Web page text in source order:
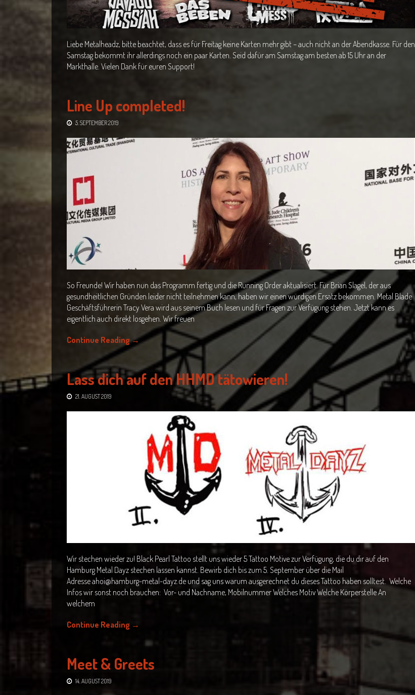
Liebe Metalheadz, bitte beachtet, dass es für Freitag keine Karten mehr gibt – auch nicht an der Abendkasse. Für den
Samstag bekommt ihr allerdings noch ein paar Karten. Seid dafür am Samstag am besten ab 15 Uhr an der
Markthalle. Vielen Dank für euren Support!
Line Up completed!
5. SEPTEMBER 2019
So Freunde! Wir haben nun das Programm fertig und die Running Order aktualisiert. Für Brian Slagel, der aus
gesundheitlichen Gründen leider nicht teilnehmen kann, haben wir einen würdigen Ersatz bekommen. Metal Blade
Geschäftsführerin Tracy Vera wird aus seinem Buch lesen und für Fragen zur Verfügung stehen. Jetzt kann es
eigentlich auch direkt losgehen. Wir freuen
Continue Reading→
Lass dich auf den HHMD tätowieren!
21. AUGUST 2019
Wir stechen wieder zu! Black Pearl Tattoo stellt uns wieder 5 Tattoo Motive zur Verfügung, die du dir auf den
Hamburg Metal Dayz stechen lassen kannst. Bewirb dich bis zum 5. September über die Mail
Adresse ahoi@hamburg-metal-dayz.de und sag uns warum ausgerechnet du dieses Tattoo haben solltest. Welche
Infos wir sonst noch brauchen: Vor- und Nachname, Mobilnummer Welches Motiv Welche Körperstelle An
welchem
Continue Reading →
Meet & Greets
14. AUGUST 2019